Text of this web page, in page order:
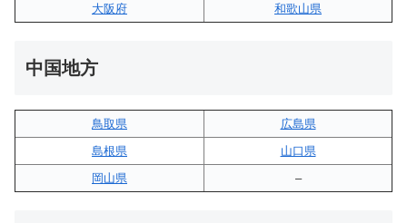
大阪府
和歌山県
中国地方
鳥取県
広島県
島根県
山口県
岡山県
–